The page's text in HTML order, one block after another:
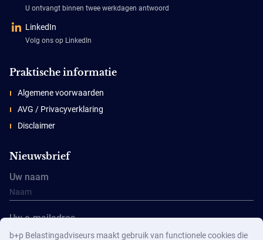
U ontvangt binnen twee werkdagen antwoord
LinkedIn
Volg ons op LinkedIn
Praktische informatie
Algemene voorwaarden
AVG / Privacyverklaring
Disclaimer
Nieuwsbrief
Uw naam
Uw e-mailadres
b+p Belastingadviseurs maakt gebruik van functionele cookies die